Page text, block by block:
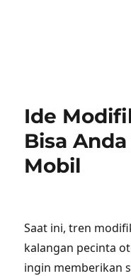
Ide
Bisa
Mobil
Saat ini, tren
kalangan pecinta
ingin memberikan